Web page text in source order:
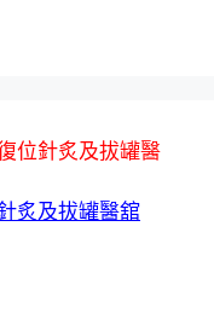
位針炙及拔罐醫
炙及拔罐醫舘